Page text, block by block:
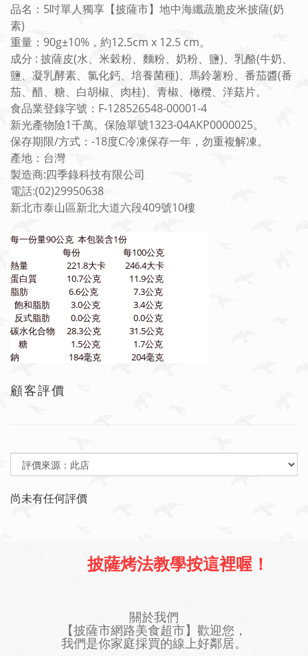
品名：5吋單人獨享【披薩市】地中海纖蔬脆皮米披薩(奶
素)
重量：90g±10%，約12.5cm x 12.5 cm。
成分 : 披薩皮(水、米穀粉、麵粉、奶粉、鹽)、乳酪(牛奶、
鹽、凝乳酵素、氯化鈣、培養菌種)、馬鈴薯粉、番茄醬(番
茄、醋、糖、白胡椒、肉桂)、青椒、橄欖、洋菇片。
食品業登錄字號：F-128526548-00001-4
新光產物險1千萬。保險單號1323-04AKP0000025。
保存期限/方式：-18度C冷凍保存一年，勿重複解凍。
產地：台灣
製造商:四季錄科技有限公司
電話:(02)29950638
新北市泰山區新北大道六段409號10樓
每一份量90公克 本包裝含1份
每份
每100公克
熱量
221.8大卡
246.4大卡
蛋白質
10.7公克
11.9公克
脂肪
6.6公克
7.3公克
飽和脂肪
3.0公克
3.4公克
反式脂肪
0.0公克
0.0公克
碳水化合物
28.3公克
31.5公克
糖
鈉
1.5公克
184毫克
1.7公克
204毫克
顧客評價
尚未有任何評價
披薩烤法教學按這裡喔！
關於我們
【披薩市網路美食超市】歡迎您，
我們是你家庭採買的線上好鄰居。